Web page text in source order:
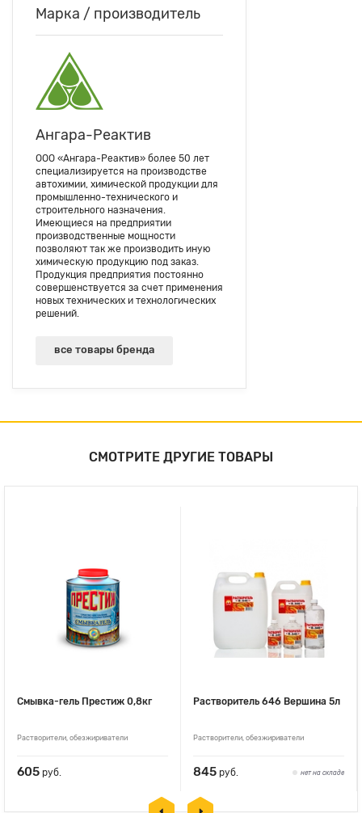
Марка / производитель
Ангара-Реактив
ООО «Ангара-Реактив» более 50 лет
специализируется на производстве
автохимии, химической продукции для
промышленно-технического и
строительного назначения.
Имеющиеся на предприятии
производственные мощности
позволяют так же производить иную
химическую продукцию под заказ.
Продукция предприятия постоянно
совершенствуется за счет применения
новых технических и технологических
решений.
все товары бренда
СМОТРИТЕ ДРУГИЕ ТОВАРЫ
Смывка-гель Престиж 0,8кг
Растворители, обезжириватели
605 руб.
Растворитель 646 Вершина 5л
Растворители, обезжириватели
845 руб. нет на складе